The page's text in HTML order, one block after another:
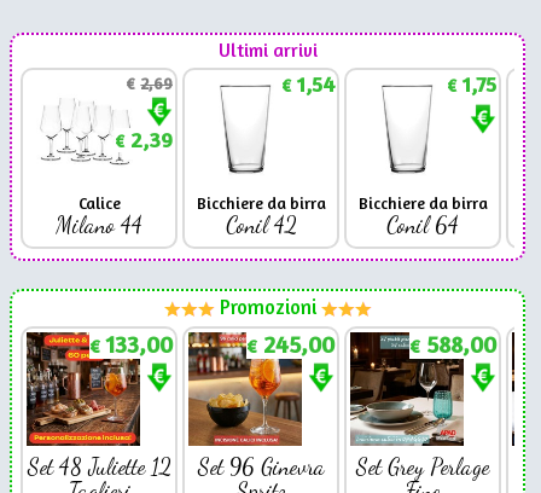
Ultimi arrivi
€2,69
€2,39
Calice
Milano 44
€1,54
Bicchiere da birra
Conil 42
€1,75
Bicchiere da birra
Conil 64
Promozioni
€ 133,00
Set 48 Juliette 12
€ 245,00
Set 96 Ginevra
€ 588,00
Set Grey Perlage